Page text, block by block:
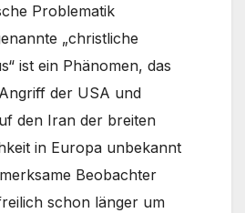
Problematik
„christliche
ist ein Phänomen, das
der USA und
den Iran der breiten
in Europa unbekannt
Beobachter
schon länger um